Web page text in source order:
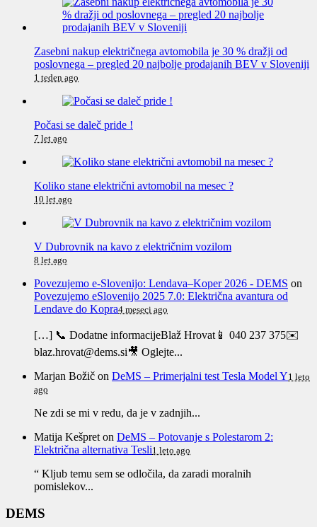
Zasebni nakup električnega avtomobila je 30 % dražji od
poslovnega – pregled 20 najbolje prodajanih BEV v Sloveniji
1 teden ago
Počasi se daleč pride !
7 let ago
Koliko stane električni avtomobil na mesec ?
10 let ago
V Dubrovnik na kavo z električnim vozilom
8 let ago
Povezujemo e-Slovenijo: Lendava–Koper 2026 - DEMS on
Povezujemo eSlovenijo 2025 7.0: Električna avantura od
Lendave do Kopra4 meseci ago
[…] 📞 Dodatne informacijeBlaž Hrovat📱 040 237 375✉️
blaz.hrovat@dems.si🎥 Oglejte...
Marjan Božič on DeMS – Primerjalni test Tesla Model Y1 leto
ago
Ne zdi se mi v redu, da je v zadnjih...
Matija Kešpret on DeMS – Potovanje s Polestarom 2:
Električna alternativa Tesli1 leto ago
“ Kljub temu sem se odločila, da zaradi moralnih
pomislekov...
DEMS